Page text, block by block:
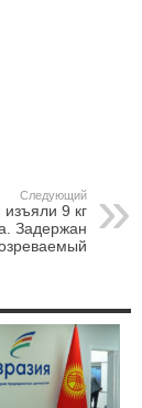
Следующий
9 кг
Задержан